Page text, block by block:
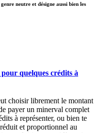
neutre et désigne aussi bien les
quelques crédits à
choisir librement le montant
payer un minerval complet
à représenter, ou bien te
et proportionnel au